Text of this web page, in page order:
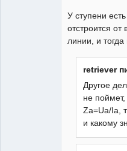
У ступени
отстроится
линии, и тогда
retriever
Другое
не
Za=Ua/Ia,
и какому